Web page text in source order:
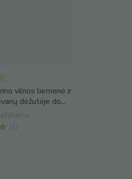
vilnos liemenė ir
dėžutėje do...
( 1